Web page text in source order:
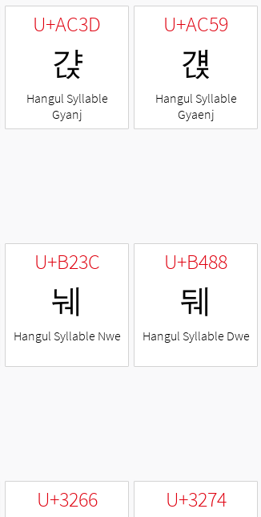
U+AC3D
갽
Hangul Syllable
Gyanj
U+AC59
걙
Hangul Syllable
Gyaenj
U+B23C
눼
Hangul Syllable Nwe
U+B488
뒈
Hangul Syllable Dwe
U+3266 U+3274